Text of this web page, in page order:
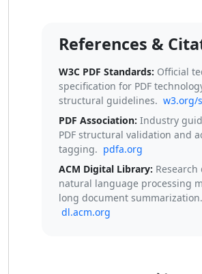
References &
W3C PDF Standards: Official
specification for PDF
structural guidelines. w3.org/
PDF Association: Industry
PDF structural validation and
tagging. pdfa.org
ACM Digital Library: Research
natural language processing
long document summarization.
dl.acm.org